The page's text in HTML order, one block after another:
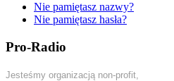
Nie pamiętasz nazwy?
Nie pamiętasz hasła?
Pro-Radio
Jesteśmy organizacją non-profit,